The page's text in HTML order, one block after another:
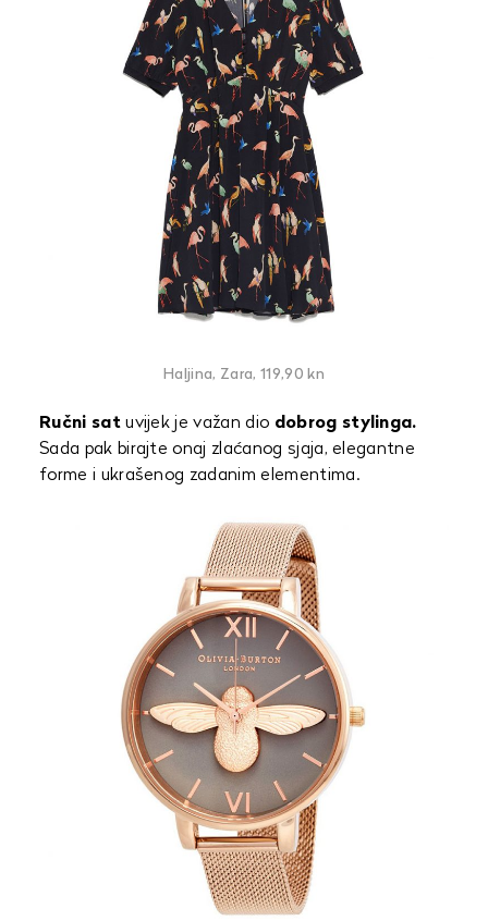
Haljina, Zara, 119,90 kn
Ručni satuvijek je važan dio dobrog stylinga.
Sada pak birajte onaj zlaćanog sjaja, elegantne
forme i ukrašenog zadanim elementima.